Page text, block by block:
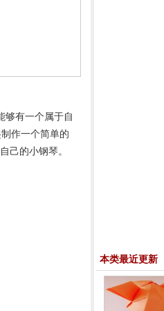
够有一个属于自
作一个简单的
己的小钢琴。
本类最近更新